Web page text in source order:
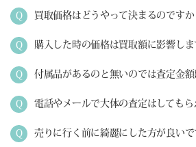
買取価格はどうやって決まるのですか
購入した時の価格は買取額に影響しま
付属品があるのと無いのでは査定金額
電話やメールで大体の査定はしてもら
売りに行く前に綺麗にした方が良いで